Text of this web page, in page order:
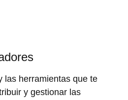
las herramientas que te
y gestionar las